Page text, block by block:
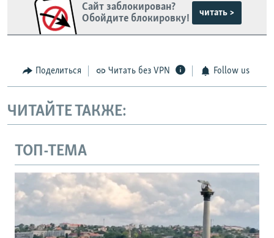
Сайт заблокирован?
Обойдите блокировку!
читать >
Поделиться Читать без VPN Follow us
ЧИТАЙТЕ ТАКЖЕ:
ТОП-ТЕМА